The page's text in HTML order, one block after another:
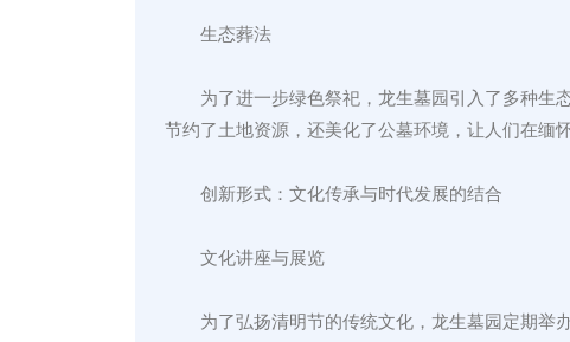
生态葬法
为了进一步绿色祭祀，龙生墓园引入了多种生
节约了土地资源，还美化了公墓环境，让人们在缅
创新形式：文化传承与时代发展的结合
文化讲座与展览
为了弘扬清明节的传统文化，龙生墓园定期举